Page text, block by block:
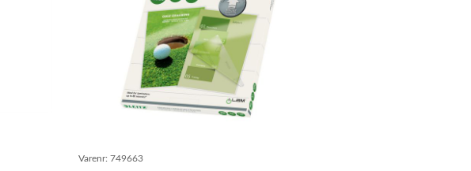
Varenr: 749663